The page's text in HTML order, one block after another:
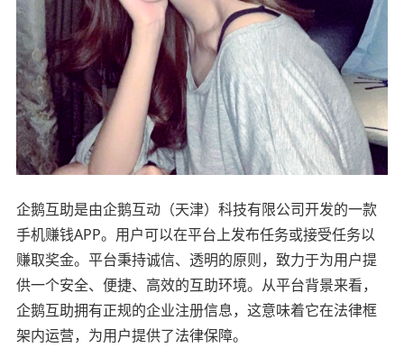
企鹅互助是由企鹅互动（天津）科技有限公司开发的一款
手机赚钱APP。用户可以在平台上发布任务或接受任务以
赚取奖金。平台秉持诚信、透明的原则，致力于为用户提
供一个安全、便捷、高效的互助环境。从平台背景来看，
企鹅互助拥有正规的企业注册信息，这意味着它在法律框
架内运营，为用户提供了法律保障。